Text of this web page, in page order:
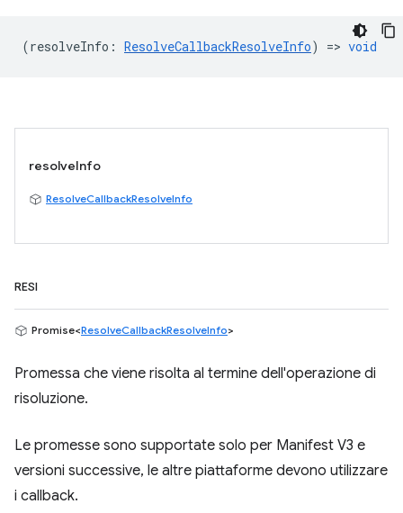
(resolveInfo : ResolveCallbackResolveInfo) => void
resolveInfo
ResolveCallbackResolveInfo
RESI
Promise<ResolveCallbackResolveInfo>
Promessa che viene risolta al termine dell'operazione di
risoluzione.
Le promesse sono supportate solo per Manifest V3 e
versioni successive, le altre piattaforme devono utilizzare
i callback.